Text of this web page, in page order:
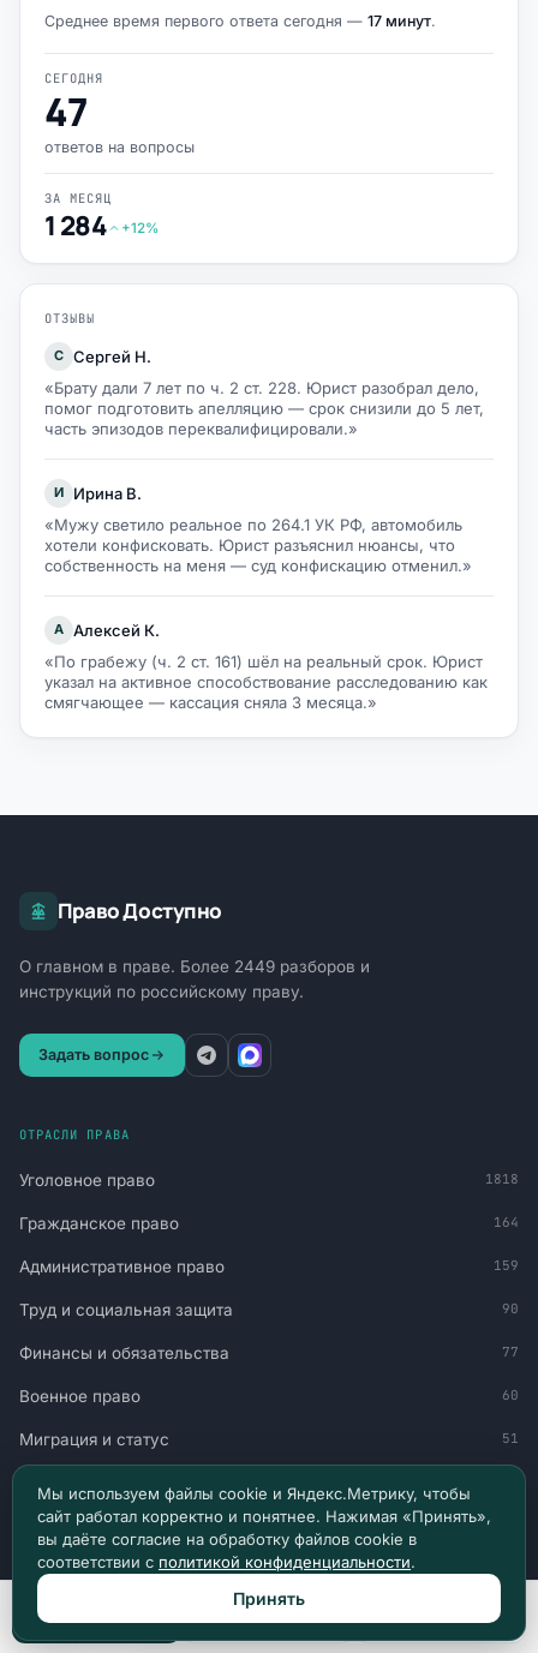
Среднее время первого ответа сегодня — 17 минут.
СЕГОДНЯ
47
ответов на вопросы
ЗА МЕСЯЦ
1 284 +12%
ОТЗЫВЫ
С Сергей Н.
«Брату дали 7 лет по ч. 2 ст. 228. Юрист разобрал дело,
помог подготовить апелляцию — срок снизили до 5 лет,
часть эпизодов переквалифицировали.»
И
Ирина В.
«Мужу светило реальное по 264.1 УК РФ, автомобиль
хотели конфисковать. Юрист разъяснил нюансы, что
собственность на меня — суд конфискацию отменил.»
А Алексей К.
«По грабежу (ч. 2 ст. 161) шёл на реальный срок. Юрист
указал на активное способствование расследованию как
смягчающее — кассация сняла 3 месяца.»
Право Доступно
О главном в праве. Более 2449 разборов и
инструкций по российскому праву.
Задать вопрос
ОТРАСЛИ ПРАВА
Уголовное право 1818
Гражданское право 164
Административное право 159
Труд и социальная защита 90
Финансы и обязательства 77
Военное право 60
Миграция и статус 51
НАВИГАЦИЯ
Все материалы
Мы используем файлы cookie и Яндекс.Метрику, чтобы
сайт работал корректно и понятнее. Нажимая «Принять»,
вы даёте согласие на обработку файлов cookie в
соответствии с политикой конфиденциальности.
Принять